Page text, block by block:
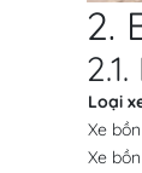
2.
Loại
Xe
Xe